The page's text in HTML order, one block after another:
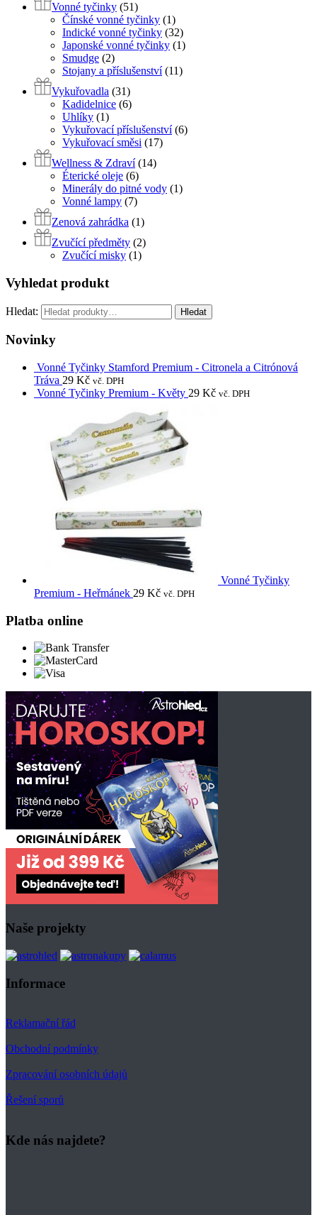
Vonné tyčinky (51)
Čínské vonné tyčinky (1)
Indické vonné tyčinky (32)
Japonské vonné tyčinky (1)
Smudge (2)
Stojany a příslušenství (11)
Vykuřovadla (31)
Kadidelnice (6)
Uhlíky (1)
Vykuřovací příslušenství (6)
Vykuřovací směsi (17)
Wellness & Zdraví (14)
Éterické oleje (6)
Minerály do pitné vody (1)
Vonné lampy (7)
Zenová zahrádka (1)
Zvučící předměty (2)
Zvučící misky (1)
Vyhledat produkt
Hledat: Hledat
Novinky
Vonné Tyčinky Stamford Premium - Citronela a Citrónová
Tráva 29 Kč vč. DPH
Vonné Tyčinky Premium - Květy 29 Kč vč. DPH
Vonné Tyčinky
Premium - Heřmánek 29 Kč vč. DPH
Platba online
Naše projekty
Informace
Reklamační řád
Obchodní podmínky
Zpracování osobních údajů
Řešení sporů
Kde nás najdete?